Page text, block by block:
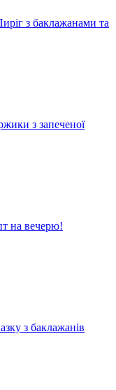
з баклажанами та
з запеченої
на вечерю!
з баклажанів